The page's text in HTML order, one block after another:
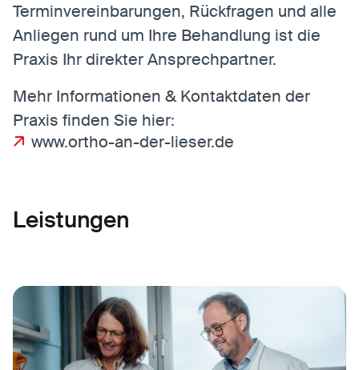
Terminvereinbarungen, Rückfragen und alle
Anliegen rund um Ihre Behandlung ist die
Praxis Ihr direkter Ansprechpartner.
Mehr Informationen & Kontaktdaten der
Praxis finden Sie hier:
www.ortho-an-der-lieser.de
Leistungen